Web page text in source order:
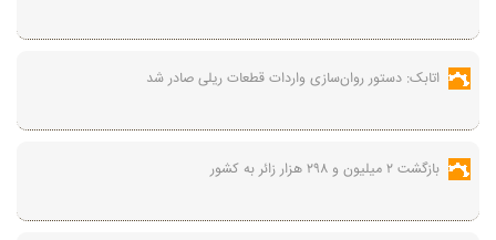
اتابک: دستور روان‌سازی واردات قطعات ریلی صادر شد
بازگشت ۲ میلیون و ۲۹۸ هزار زائر به کشور